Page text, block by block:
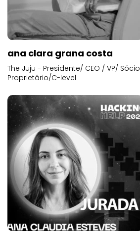
ana clara grana costa
The Juju - Presidente/ CEO / VP/ Sócio
Proprietário/C-level